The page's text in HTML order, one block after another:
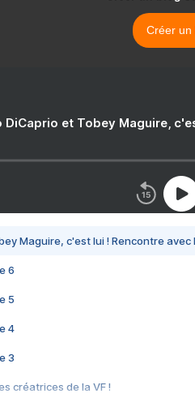
Créer un
DiCaprio et Tobey Maguire,
Maguire, c'est lui ! Rencontre avec
6
5
4
3
créatrices de la VF !